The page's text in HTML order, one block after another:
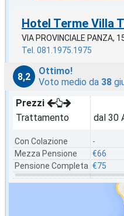
Hotel Terme Villa
VIA PROVINCIALE PANZA,
Tel. 081.1975.1975
8,2
Ottimo!
Voto medio da 38
Prezzi
Trattamento
Con Colazione
Mezza Pensione
Pensione Completa
dal 30
-
€66
€75